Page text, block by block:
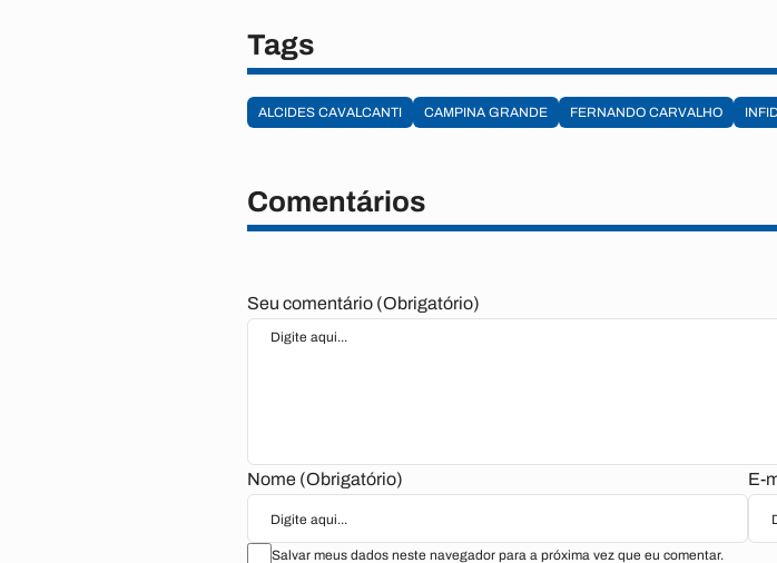
Tags
ALCIDES CAVALCANTI CAMPINA GRANDE FERNANDO CARVALHO
Comentários
Seu comentário (Obrigatório)
Nome (Obrigatório) E-
Salvar meus dados neste navegador para a próxima vez que eu comentar.